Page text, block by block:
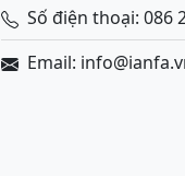
Số điện thoại: 086
Email: